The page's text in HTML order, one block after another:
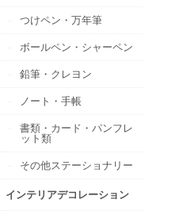
つけペン・万年筆
ボールペン・シャーペン
鉛筆・クレヨン
ノート・手帳
書類・カード・パンフレ
ット類
その他ステーショナリー
インテリアデコレーション